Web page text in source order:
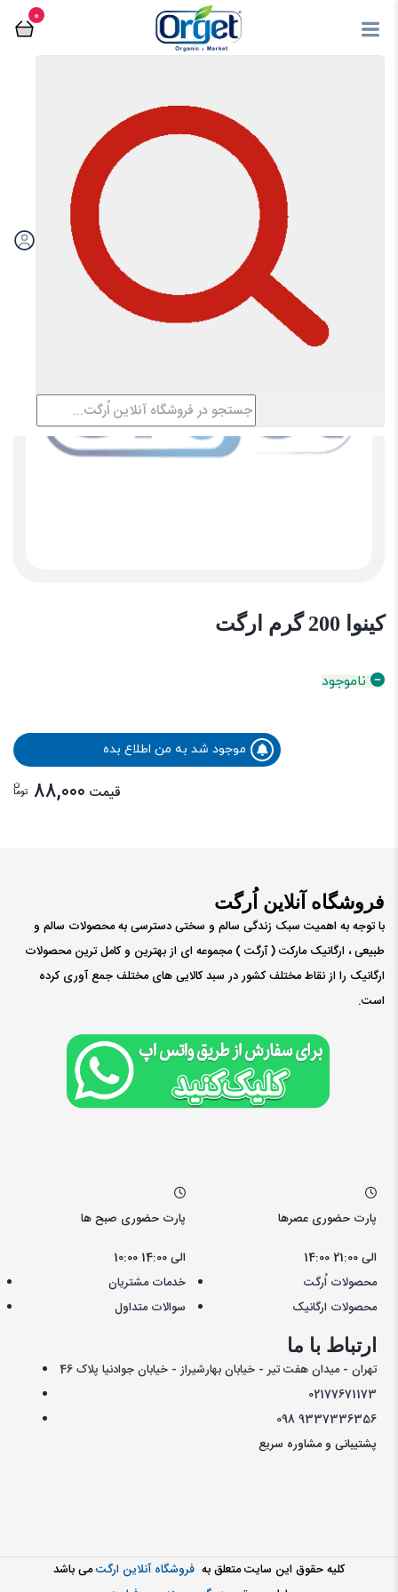
0
فروشگاه آنلاین اُرگت
کینوا 200 گرم ارگت
ناموجود
موجود شد به من اطلاع بده
قیمت 88,000 توما
ن
فروشگاه آنلاین اُرگت
با توجه به اهمیت سبک زندگی سالم و سختی دسترسی به محصولات سالم و
طبیعی ، ارگانیک مارکت ( ٱرگت ) مجموعه ای از بهترین و کامل ترین محصولات
ارگانیک را از نقاط مختلف کشور در سبد کالایی های مختلف جمع آوری کرده
است.
پارت حضوری صبح ها
10:00 الی 14:00
پارت حضوری عصرها
14:00 الی 21:00
خدمات مشتریان
سوالات متداول
محصولات اُرگت
محصولات ارگانیک
ارتباط با ما
تهران - میدان هفت تیر - خیابان بهارشیراز - خیابان جوادنیا پلاک 46
02177671173
0989337336356
پشتیبانی و مشاوره سریع
کليه حقوق اين سايت متعلق به فروشگاه آنلاین ارگتمی باشد